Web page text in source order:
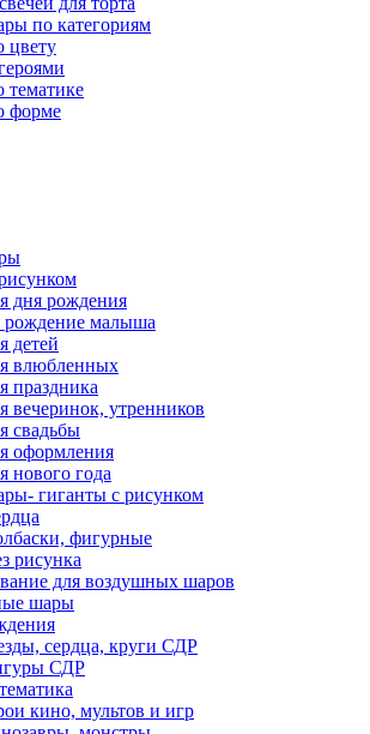
по категориям
форме
дня рождения
малыша
детей
влюбленных
праздника
вечеринок, утренников
свадьбы
оформления
нового года
гиганты с рисунком
фигурные
рисунка
для воздушных шаров
шары
сердца, круги СДР
СДР
кино, мультов и игр